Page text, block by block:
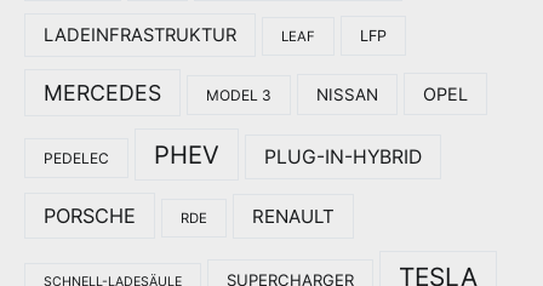
LADEINFRASTRUKTUR LEAF LFP
MERCEDES MODEL 3 NISSAN OPEL
PEDELEC PHEV PLUG-IN-HYBRID
PORSCHE RDE RENAULT
SCHNELL-LADESÄULE SUPERCHARGER TESLA